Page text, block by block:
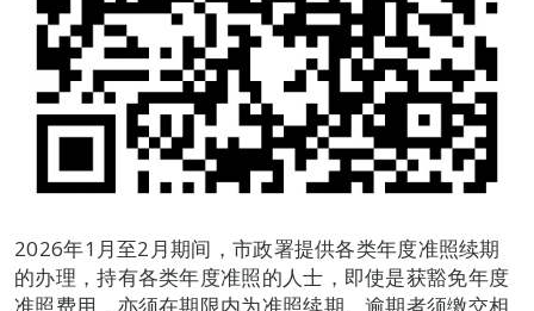
2026年1月至2月期间，市政署提供各类年度准照续期
的办理，持有各类年度准照的人士，即使是获豁免年度